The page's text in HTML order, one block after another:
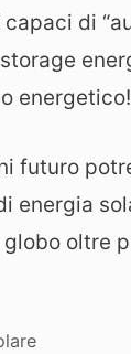
capaci di
energetico!
futuro
energia
oltre